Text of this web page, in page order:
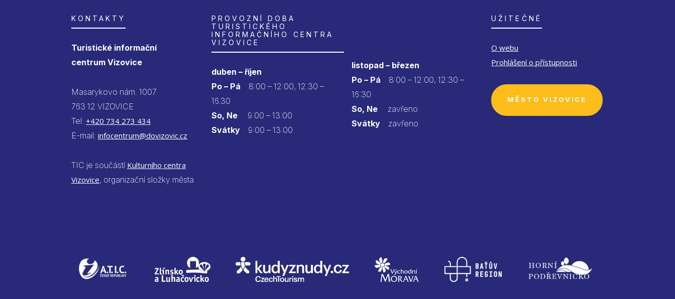
KONTAKTY
Turistické informační
centrum Vizovice
Masarykovo nám. 1007
763 12 VIZOVICE
Tel: +420 734 273 434
E-mail: infocentrum@dovizovic.cz
TIC je součástí Kulturního centra
Vizovice, organizační složky města
PROVOZNÍ DOBA
TURISTICKÉHO
INFORMAČNÍHO CENTRA
VIZOVICE
duben – říjen
Po – Pá
8:00 – 12:00, 12.30 –
16.30
So, Ne9:00 – 13:00
Svátky9:00 – 13:00
listopad – březen
Po – Pá 8:00 – 12:00, 12:30 –
16:30
So, Nezavřeno
Svátkyzavřeno
UŽITEČNÉ
O webu
Prohlášení o přístupnosti
MĚSTO VIZOVICE